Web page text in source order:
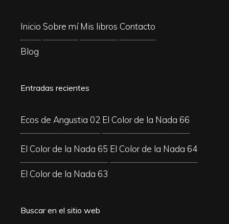
Inicio Sobre mí Mis libros Contacto
Blog
Entradas recientes
Ecos de Angustia 02 El Color de la Nada 66
El Color de la Nada 65 El Color de la Nada 64
El Color de la Nada 63
Buscar en el sitio web